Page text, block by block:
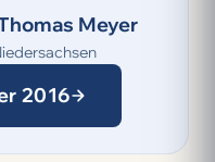
Meyer
2016